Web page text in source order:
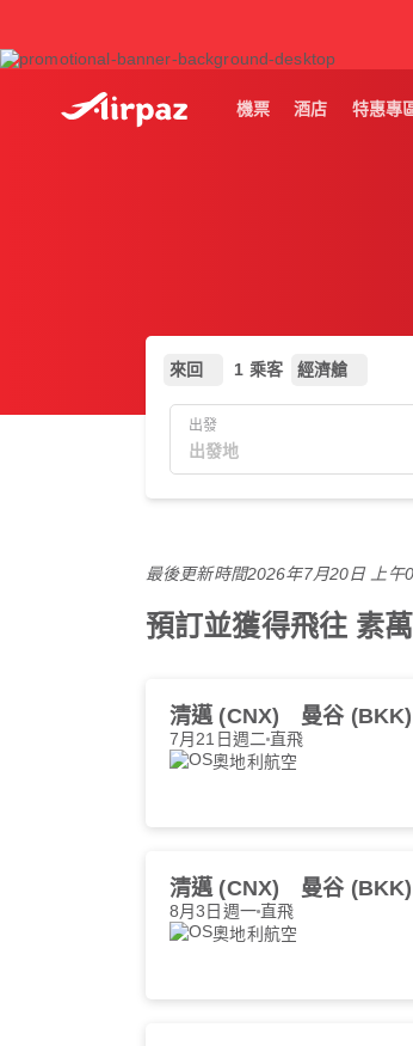
機票 酒店 特惠專
來回 1 乘客 經濟艙
出發
最後更新時間2026年7月20日 上午
預訂並獲得飛往 素
清邁 (CNX) 曼谷 (BKK)
7月21日週二 直飛
奧地利航空
清邁 (CNX) 曼谷 (BKK)
8月3日週一直飛
奧地利航空